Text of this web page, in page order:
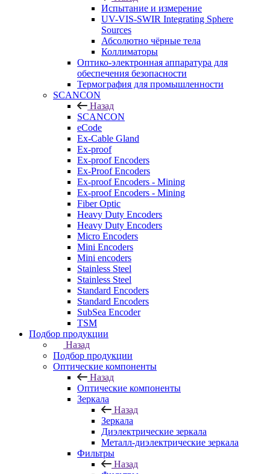
Испытание и измерение
UV-VIS-SWIR Integrating Sphere
Sources
Абсолютно чёрные тела
Коллиматоры
Оптико-электронная аппаратура для
обеспечения безопасности
Термография для промышленности
SCANCON
Назад
SCANCON
eCode
Ex-Cable Gland
Ex-proof
Ex-proof Encoders
Ex-Proof Encoders
Ex-proof Encoders - Mining
Ex-proof Encoders - Mining
Fiber Optic
Heavy Duty Encoders
Heavy Duty Encoders
Micro Encoders
Mini Encoders
Mini encoders
Stainless Steel
Stainless Steel
Standard Encoders
Standard Encoders
SubSea Encoder
TSM
Подбор продукции
Назад
Подбор продукции
Оптические компоненты
Назад
Оптические компоненты
Зеркала
Назад
Зеркала
Диэлектрические зеркала
Металл-диэлектрические зеркала
Фильтры
Назад